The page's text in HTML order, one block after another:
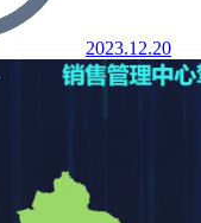
2023.12.20